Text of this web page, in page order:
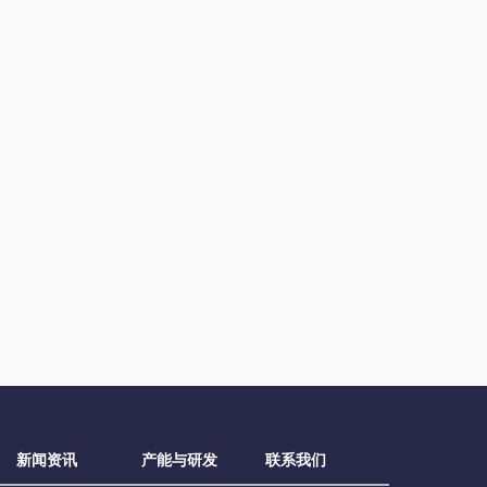
新闻资讯 产能与研发 联系我们